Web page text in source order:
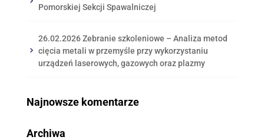
Pomorskiej Sekcji Spawalniczej
26.02.2026 Zebranie szkoleniowe – Analiza metod
cięcia metali w przemyśle przy wykorzystaniu
urządzeń laserowych, gazowych oraz plazmy
Najnowsze komentarze
Archiwa